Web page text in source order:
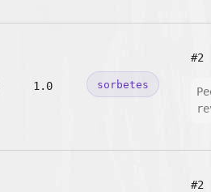
1.0 sorbetes
#2
#2